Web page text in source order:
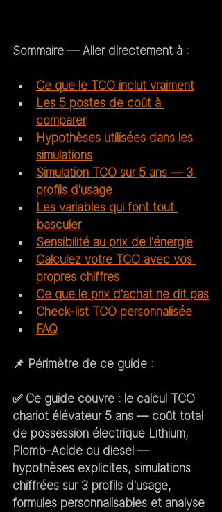
Sommaire — Aller directement à :
Ce que le TCO inclut vraiment
Les 5 postes de coût à
comparer
Hypothèses utilisées dans les
simulations
Simulation TCO sur 5 ans — 3
profils d'usage
Les variables qui font tout
basculer
Sensibilité au prix de l'énergie
Calculez votre TCO avec vos
propres chiffres
Ce que le prix d'achat ne dit pas
Check-list TCO personnalisée
FAQ
📌 Périmètre de ce guide :
✅ Ce guide couvre : le calcul TCO
chariot élévateur 5 ans — coût total
de possession électrique Lithium,
Plomb-Acide ou diesel —
hypothèses explicites, simulations
chiffrées sur 3 profils d'usage,
formules personnalisables et analyse